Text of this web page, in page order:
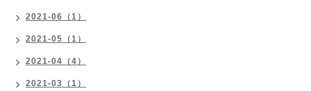
2021-06（1）
2021-05（1）
2021-04（4）
2021-03（1）